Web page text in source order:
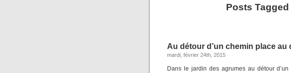
Posts Tagged
Au détour d’un chemin place
mardi, février 24th, 2015
Dans le jardin des agrumes au détour